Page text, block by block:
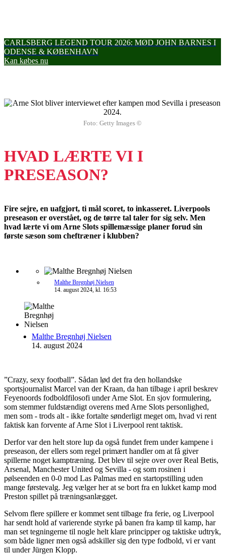
CARLSBERG LEGEND TOUR 2026: MØD JOHN BARNES I
ODENSE & KØBENHAVN
Kan købes nu
Foto: Getty Images ©
HVAD LÆRTE VI I
PRESEASON?
Fire sejre, en uafgjort, ti mål scoret, to inkasseret. Liverpools
preseason er overstået, og de tørre tal taler for sig selv. Men
hvad lærte vi om Arne Slots spillemæssige planer forud sin
første sæson som cheftræner i klubben?
Malthe Bregnhøj Nielsen
14. august 2024, kl. 16:53
Malthe Bregnhøj Nielsen
14. august 2024
”Crazy, sexy football”. Sådan lød det fra den hollandske
sportsjournalist Marcel van der Kraan, da han tilbage i april beskrev
Feyenoords fodboldfilosofi under Arne Slot. En sjov formulering,
som stemmer fuldstændigt overens med Arne Slots personlighed,
men som - trods alt - ikke fortalte sønderligt meget om, hvad vi rent
faktisk kan forvente af Arne Slot i Liverpool rent taktisk.
Derfor var den helt store lup da også fundet frem under kampene i
preseason, der ellers som regel primært handler om at få giver
spillerne noget kamptræning. Det blev til sejre over over Real Betis,
Arsenal, Manchester United og Sevilla - og som rosinen i
pølseenden en 0-0 mod Las Palmas med en startopstilling uden
mange førstevalg. Jeg vælger her at se bort fra en lukket kamp mod
Preston spillet på træningsanlægget.
Selvom flere spillere er kommet sent tilbage fra ferie, og Liverpool
har sendt hold af varierende styrke på banen fra kamp til kamp, har
man set tegningerne til nogle helt klare principper og taktiske udtryk,
som både ligner men også adskiller sig den type fodbold, vi er vant
til under Jürgen Klopp.